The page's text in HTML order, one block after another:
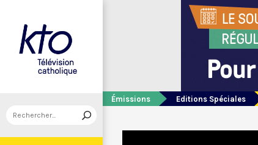
Émissions Editions Spéciales